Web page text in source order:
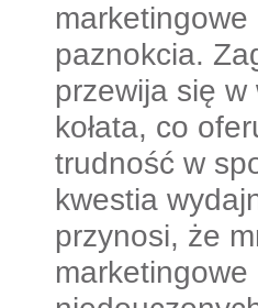
paznokcia.
przewija się
kołata, co
trudność w
kwestia
przynosi, że